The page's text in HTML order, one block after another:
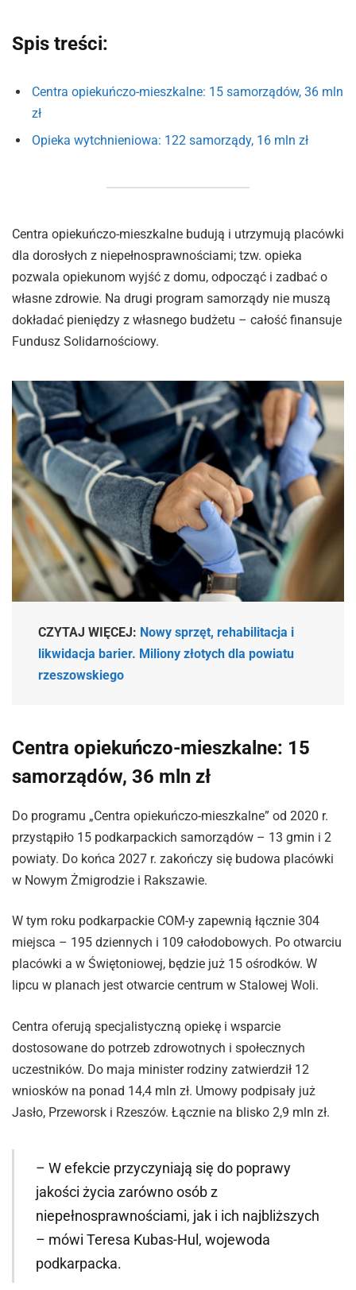
Spis treści:
Centra opiekuńczo-mieszkalne: 15 samorządów, 36 mln
zł
Opieka wytchnieniowa: 122 samorządy, 16 mln zł
Centra opiekuńczo-mieszkalne budują i utrzymują placówki
dla dorosłych z niepełnosprawnościami; tzw. opieka
pozwala opiekunom wyjść z domu, odpocząć i zadbać o
własne zdrowie. Na drugi program samorządy nie muszą
dokładać pieniędzy z własnego budżetu – całość finansuje
Fundusz Solidarnościowy.
CZYTAJ WIĘCEJ: Nowy sprzęt, rehabilitacja i
likwidacja barier. Miliony złotych dla powiatu
rzeszowskiego
Centra opiekuńczo-mieszkalne: 15
samorządów, 36 mln zł
Do programu „Centra opiekuńczo-mieszkalne” od 2020 r.
przystąpiło 15 podkarpackich samorządów – 13 gmin i 2
powiaty. Do końca 2027 r. zakończy się budowa placówki
w Nowym Żmigrodzie i Rakszawie.
W tym roku podkarpackie COM-y zapewnią łącznie 304
miejsca – 195 dziennych i 109 całodobowych. Po otwarciu
placówki a w Świętoniowej, będzie już 15 ośrodków. W
lipcu w planach jest otwarcie centrum w Stalowej Woli.
Centra oferują specjalistyczną opiekę i wsparcie
dostosowane do potrzeb zdrowotnych i społecznych
uczestników. Do maja minister rodziny zatwierdził 12
wniosków na ponad 14,4 mln zł. Umowy podpisały już
Jasło, Przeworsk i Rzeszów. Łącznie na blisko 2,9 mln zł.
– W efekcie przyczyniają się do poprawy
jakości życia zarówno osób z
niepełnosprawnościami, jak i ich najbliższych
– mówi Teresa Kubas-Hul, wojewoda
podkarpacka.